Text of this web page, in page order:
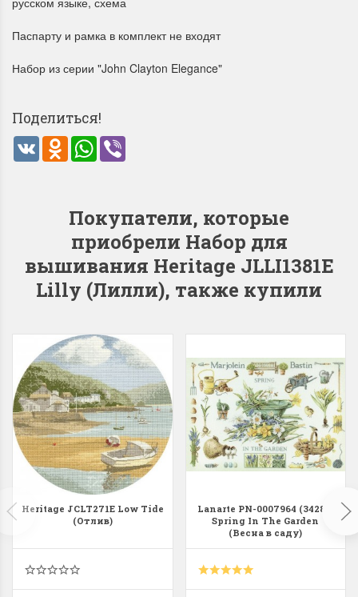
Willow Swan
(Ива-лебедь)
отличном состоянии.
Ларина Евгения
1 апреля 2026 14:55
Красивый
Очень красивый
раритетный
Ларина
Паспарту и рамка в комплект не входят
Набор из серии "John Clayton Elegance"
Поделиться!
VK Odnoklassniki
WhatsApp
Покупатели, которые
приобрели Набор для
вышивания Heritage JLLI1381E
Lilly (Лилли), также купили
Heritage JCLT271E Low Tide
(Отлив)
Lanarte PN-0007964 (34289)
Spring In The Garden
(Весна в саду)